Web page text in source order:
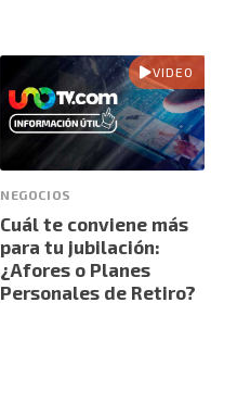
VIDEO
NEGOCIOS
Cuál te conviene más
para tu jubilación:
¿Afores o Planes
Personales de Retiro?